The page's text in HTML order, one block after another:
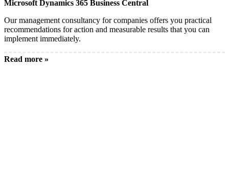
Microsoft Dynamics 365 Business Central
Our management consultancy for companies offers you practical
recommendations for action and measurable results that you can
implement immediately.
Read more »